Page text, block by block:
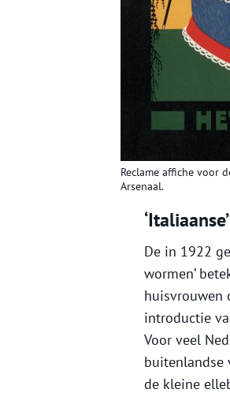
Reclame affiche voor
Arsenaal.
De in 1922
wormen’
huisvrouwen
introductie
Voor veel
buitenlandse
de kleine